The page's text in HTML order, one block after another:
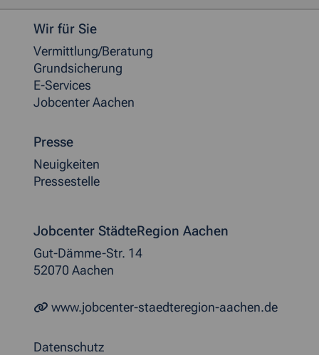
Weitere allgemeine Informationen
Wir für Sie
Vermittlung/Beratung
Grundsicherung
E-Services
Jobcenter Aachen
Presse
Neuigkeiten
Pressestelle
Jobcenter StädteRegion Aachen
Gut-Dämme-Str. 14
52070 Aachen
www.jobcenter-staedteregion-aachen.de
Datenschutz